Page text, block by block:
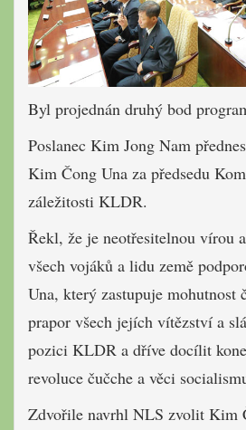
Byl projednán druhý bod
Poslanec Kim Jong Nam
Kim Čong Una za předsedu
záležitosti KLDR.
Řekl, že je neotřesitelnou vírou
všech vojáků a lidu země
Una, který zastupuje mohutnost
prapor všech jejích vítězství a
pozici KLDR a dříve docílit
revoluce čučche a věci
Zdvořile navrhl NLS zvolit Kim